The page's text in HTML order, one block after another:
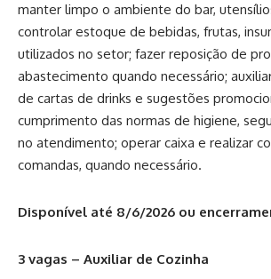
manter limpo o ambiente do bar,
controlar estoque de bebidas, frutas,
utilizados no setor; fazer reposição de
abastecimento quando necessário;
de cartas de drinks e sugestões
cumprimento das normas de higiene,
no atendimento; operar caixa e realizar
comandas, quando necessário.
Disponível até 8/6/2026 ou
3 vagas – Auxiliar de Cozinha